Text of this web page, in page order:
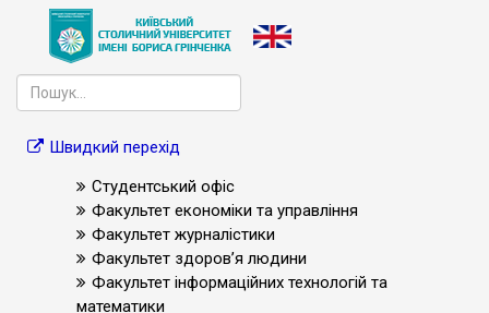
Швидкий перехід
Студентський офіс
Факультет економіки та управління
Факультет журналістики
Факультет здоров’я людини
Факультет інформаційних технологій та
математики